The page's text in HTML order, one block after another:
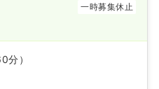
一時募集休止
分）